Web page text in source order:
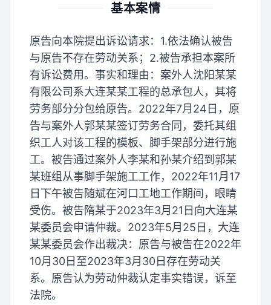
基本案情
原告向本院提出诉讼请求：1.依法确认被告
与原告不存在劳动关系；2.被告承担本案所
有诉讼费用。事实和理由：案外人沈阳某某
有限公司系大连某某工程的总承包人，其将
劳务部分分包给原告。2022年7月24日，原
告与案外人郭某某签订劳务合同，委托其组
织工人对该工程的模板、脚手架部分进行施
工。被告通过案外人李某和孙某介绍到郭某
某班组从事脚手架施工工作，2022年11月17
日下午被告随斌在河口工地工作期间，眼睛
受伤。被告隋某于2023年3月21日向大连某
某委员会申请仲裁。2023年5月25日，大连
某某委员会作出裁决：原告与被告在2022年
10月30日至2023年3月30日存在劳动关
系。原告认为劳动仲裁认定事实错误，诉至
法院。